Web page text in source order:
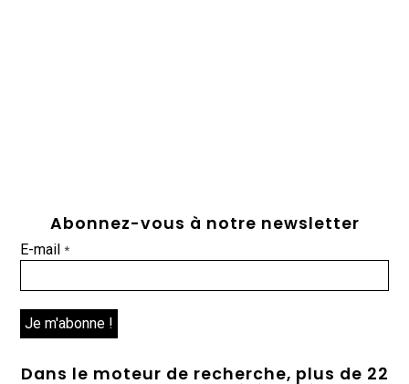
Abonnez-vous à notre newsletter
E-mail*
Dans le moteur de recherche, plus de 22